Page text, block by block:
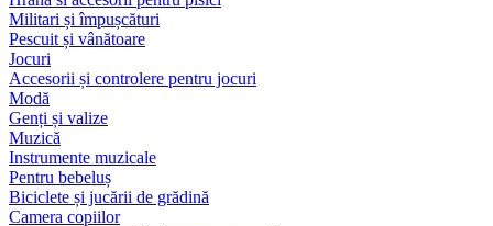
Militari și împușcături
Pescuit și vânătoare
Jocuri
Accesorii și controlere pentru jocuri
Modă
Genți și valize
Muzică
Instrumente muzicale
Pentru bebeluș
Biciclete și jucării de grădină
Camera copiilor